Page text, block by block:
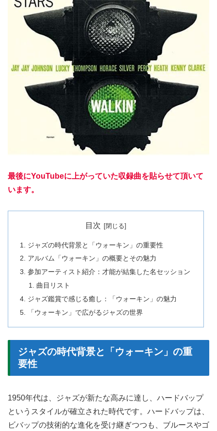
最後にYouTubeに上がっていた収録曲を貼らせて頂いて
います。
目次
ジャズの時代背景と「ウォーキン」の重要性
アルバム「ウォーキン」の概要とその魅力
参加アーティスト紹介：才能が結集した名セッション
曲目リスト
ジャズ鑑賞で感じる癒し：「ウォーキン」の魅力
「ウォーキン」で広がるジャズの世界
ジャズの時代背景と「ウォーキン」の重
要性
1950年代は、ジャズが新たな高みに達し、ハードバップ
というスタイルが確立された時代です。ハードバップは、
ビバップの技術的な進化を受け継ぎつつも、ブルースやゴ